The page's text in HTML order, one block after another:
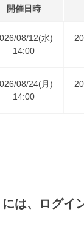
開催日時
08/12(水)
14:00
08/24(月)
14:00
には、ログイ